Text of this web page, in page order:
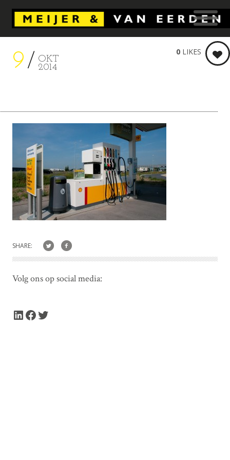
9
OKT
2014
0 LIKES
SHARE:
Volg ons op social media:
LinkedIn Facebook